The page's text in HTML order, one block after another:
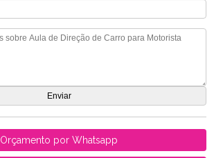
Orçamento por Whatsapp